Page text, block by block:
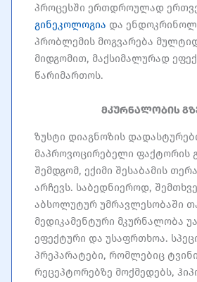
პროცესში ერთდროულად
გინეკოლოგია და
პრობლემის მოგვარება
მიდგომით, მაქსიმალურად
წარიმართოს.
მკურნალობის
ზუსტი დიაგნოზის
მაპროვოცირებელი ფაქტორის
შემდგომ, ექიმი შესაბამის
არჩევს. საბედნიეროდ,
აბსოლუტურ უმრავლესობაში
მედიკამენტური მკურნალობა
ეფექტური და უსაფრთხოა.
პრეპარატები, რომლებიც
რეცეპტორებზე მოქმედებს,